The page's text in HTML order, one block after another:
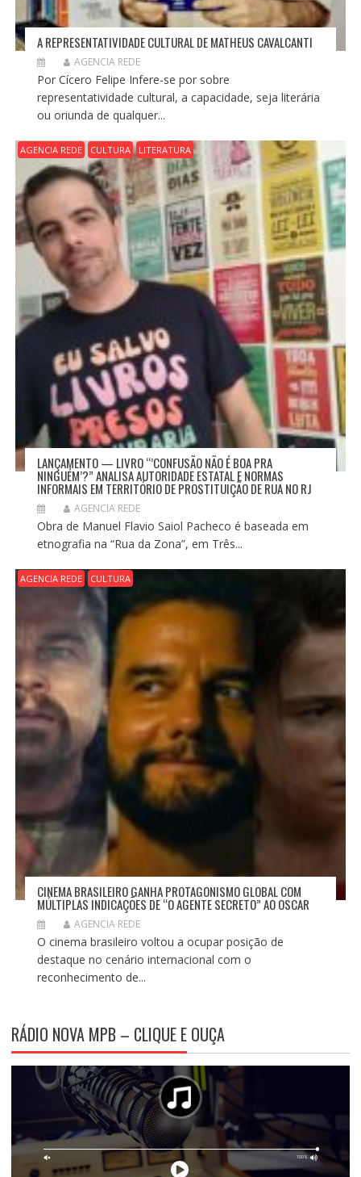
A REPRESENTATIVIDADE CULTURAL DE MATHEUS CAVALCANTI
AGENCIA REDE
Por Cícero Felipe Infere-se por sobre
representatividade cultural, a capacidade, seja literária
ou oriunda de qualquer...
AGENCIA REDE CULTURA LITERATURA
LANÇAMENTO — LIVRO “’CONFUSÃO NÃO É BOA PRA
NINGUÉM’?” ANALISA AUTORIDADE ESTATAL E NORMAS
INFORMAIS EM TERRITÓRIO DE PROSTITUIÇÃO DE RUA NO RJ
AGENCIA REDE
Obra de Manuel Flavio Saiol Pacheco é baseada em
etnografia na “Rua da Zona”, em Três...
AGENCIA REDE CULTURA
CINEMA BRASILEIRO GANHA PROTAGONISMO GLOBAL COM
MÚLTIPLAS INDICAÇÕES DE “O AGENTE SECRETO” AO OSCAR
AGENCIA REDE
O cinema brasileiro voltou a ocupar posição de
destaque no cenário internacional com o
reconhecimento de...
RÁDIO NOVA MPB – CLIQUE E OUÇA